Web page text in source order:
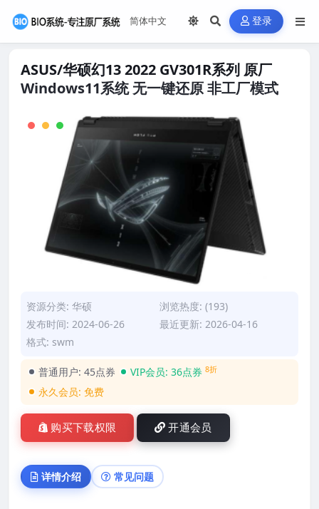
登录
ASUS/华硕幻13 2022 GV301R系列 原厂
Windows11系统 无一键还原 非工厂模式
资源分类: 华硕
浏览热度: (193)
发布时间: 2024-06-26
最近更新: 2026-04-16
格式: swm
普通用户: 45点券 VIP会员: 36点券 8折
永久会员: 免费
购买下载权限 开通会员
详情介绍 常见问题